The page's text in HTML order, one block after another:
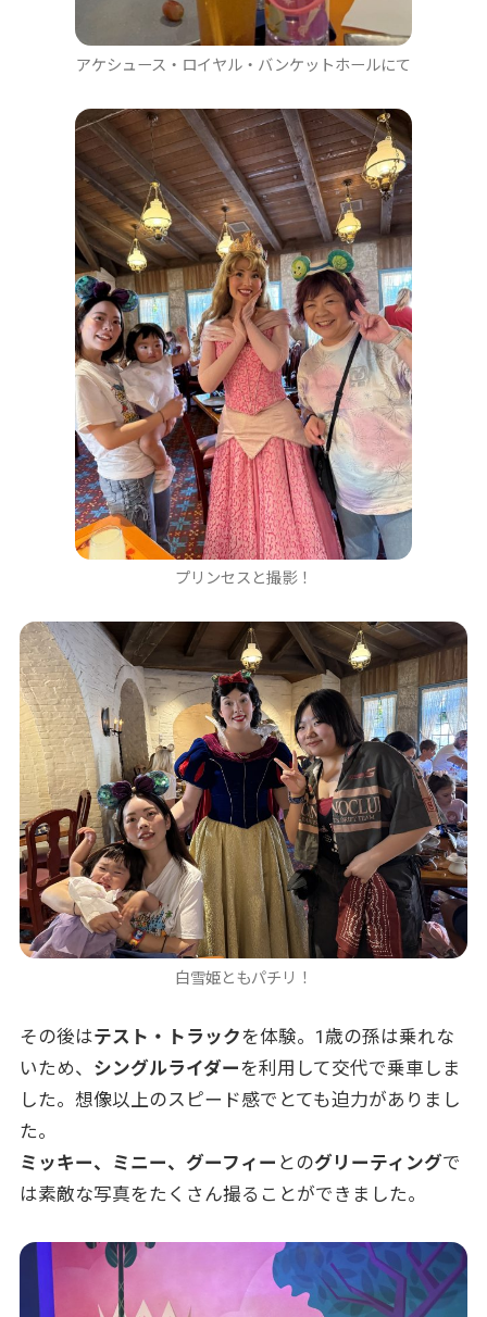
アケシュース・ロイヤル・バンケットホールにて
プリンセスと撮影！
白雪姫ともパチリ！
その後はテスト・トラックを体験。1歳の孫は乗れな
いため、 シングルライダーを利用して交代で乗車しま
した。想像以上のスピード感でとても迫力がありまし
た。
ミッキー、ミニー、グーフィー とのグリーティングで
は素敵な写真をたくさん撮ることができました。